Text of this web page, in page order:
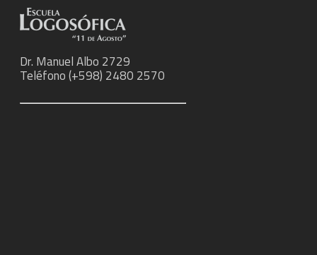
Dr. Manuel Albo 2729
Teléfono (+598) 2480 2570